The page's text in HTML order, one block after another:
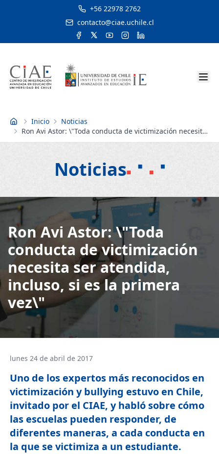
+56 22978 2762
contacto@ciae.uchile.cl
Inicio Inicio
Noticias
Ron Avi Astor: \"Toda conducta de victimización necesita
ser atendida, incluso, si es la primera vez\"
Noticias
Ron Avi Astor: \"Toda
conducta de victimización
necesita ser atendida,
incluso, si es la primera
vez\"
lunes 24 de abril de 2017
Uno de los expertos más reconocidos en
victimización y bullying estuvo en Chile,
invitado por el CIAE, y habló sobre cómo
las escuelas pueden responder, de
diferentes maneras, a cada conducta en
la que se victimiza a un estudiante.